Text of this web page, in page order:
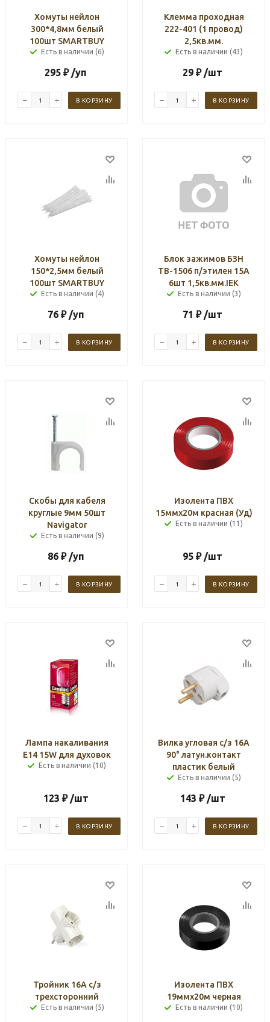
Хомуты нейлон
300*4,8мм белый
100шт SMARTBUY
Есть в наличии (6)
295 ₽ /уп
В КОРЗИНУ
Клемма проходная
222-401 (1 провод)
2,5кв.мм.
Есть в наличии (43)
29 ₽ /шт
В КОРЗИНУ
Хомуты нейлон
150*2,5мм белый
100шт SMARTBUY
Есть в наличии (4)
76₽ /уп
В КОРЗИНУ
Блок зажимов БЗН
ТВ-1506 п/этилен 15А
6шт 1,5кв.мм.IEK
Есть в наличии (3)
71 ₽ /шт
В КОРЗИНУ
Скобы для кабеля
круглые 9мм 50шт
Navigator
Есть в наличии (9)
86₽ /уп
В КОРЗИНУ
Изолента ПВХ
15ммх20м красная (Уд)
Есть в наличии (11)
95 ₽ /шт
В КОРЗИНУ
Лампа накаливания
Е14 15W для духовок
Есть в наличии (10)
123 ₽ /шт
В КОРЗИНУ
Вилка угловая с/з 16А
90° латун.контакт
пластик белый
Есть в наличии (5)
143 ₽ /шт
В КОРЗИНУ
Тройник 16А с/з
трехсторонний
Есть в наличии (5)
Изолента ПВХ
19ммх20м черная
Есть в наличии (10)